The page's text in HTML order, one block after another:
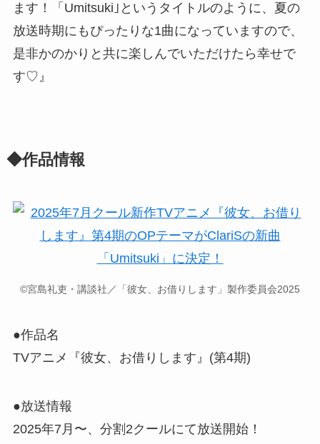
ます！「Umitsuki｣というタイトルのように、夏の
放送時期にもぴったりな1曲になっていますので、
是非かのかりと共に楽しんでいただけたら幸せで
す♡』
◆作品情報
©宮島礼吏・講談社／「彼女、お借りします」製作委員会2025
●作品名
TVアニメ『彼女、お借りします』(第4期)
●放送情報
2025年7月〜、分割2クールにて放送開始！